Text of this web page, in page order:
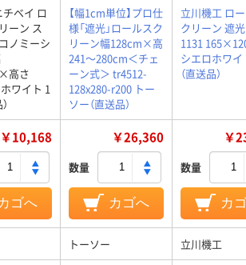
チベイ ロ
ーン ス
ノミーシ
高さ
ワイト 1
【幅1cm単位】プロ仕
様「遮光」ロールスク
リーン幅128cm×高
241～280cm＜チェ
ーン式＞ tr4512-
128x280-r200 トー
ソー（直送品）
立川機工 ロ
クリーン 遮
1131
シエロホワイ
（直送品）
￥10,168
ゴへ
￥26,360
数量
カゴへ
￥
数量
カ
トーソー 立川機工